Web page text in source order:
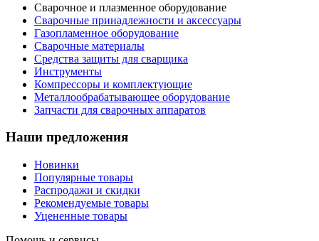
Сварочное и плазменное оборудование
Сварочные принадлежности и аксессуары
Газопламенное оборудование
Сварочные материалы
Средства защиты для сварщика
Инструменты
Компрессоры и комплектующие
Металлообрабатывающее оборудование
Запчасти для сварочных аппаратов
Наши предложения
Новинки
Популярные товары
Распродажи и скидки
Рекомендуемые товары
Уцененные товары